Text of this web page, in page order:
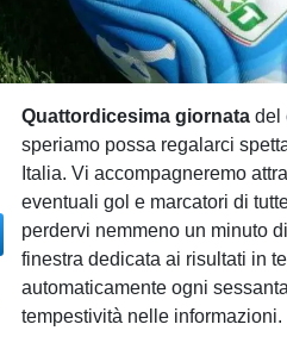
Quattordicesima giornatadel
speriamo possa regalarci
Italia. Vi accompagneremo
eventuali gol e marcatori di
perdervi nemmeno un minuto
finestra dedicata ai risultati in
automaticamente ogni
tempestività nelle informazioni.